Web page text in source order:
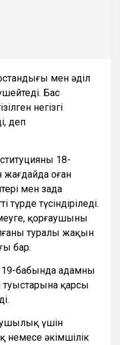
мен әділ
Бас
негізгі
деп
18-
жағдайда оған
мен заңда
түсіндіріледі.
қорғаушының
туралы жақын
бар.
бабында адамның
қарсы
үшін
әкімшілік